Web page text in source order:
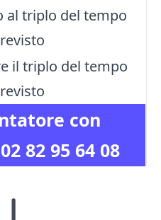
con
02 82 95 64 08
al triplo del tempo
il triplo del tempo